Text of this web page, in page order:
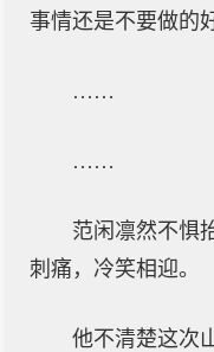
事情还是不要做的
……
……
范闲凛然不惧
刺痛，冷笑相迎。
他不清楚这次